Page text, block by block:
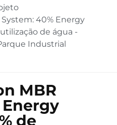
40% Energy
de água -
Industrial
MBR
Energy
de